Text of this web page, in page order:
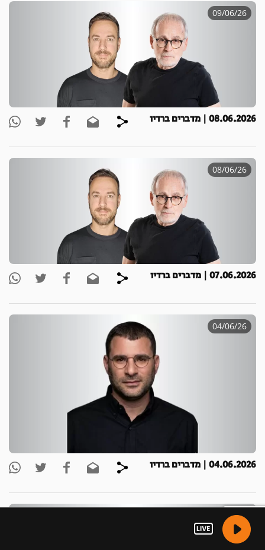
09/06/26
08.06.2026 | מדברים ברדיו
08/06/26
07.06.2026 | מדברים ברדיו
04/06/26
04.06.2026 | מדברים ברדיו
04/06/26